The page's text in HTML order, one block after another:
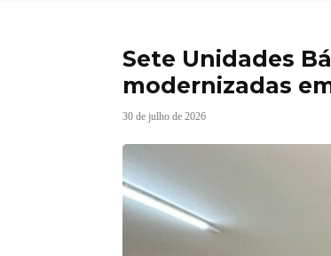
Sete Unidades
modernizadas
30 de julho de 2026